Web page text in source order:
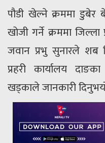
पौडी खेल्ने क्रममा डुबेर
खोजी गर्ने क्रममा जिल्ला
जवान प्रभु सुनारले
प्रहरी कार्यालय
खड्काले जानकारी